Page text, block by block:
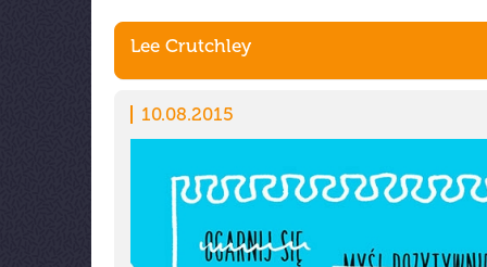
Lee Crutchley
10.08.2015